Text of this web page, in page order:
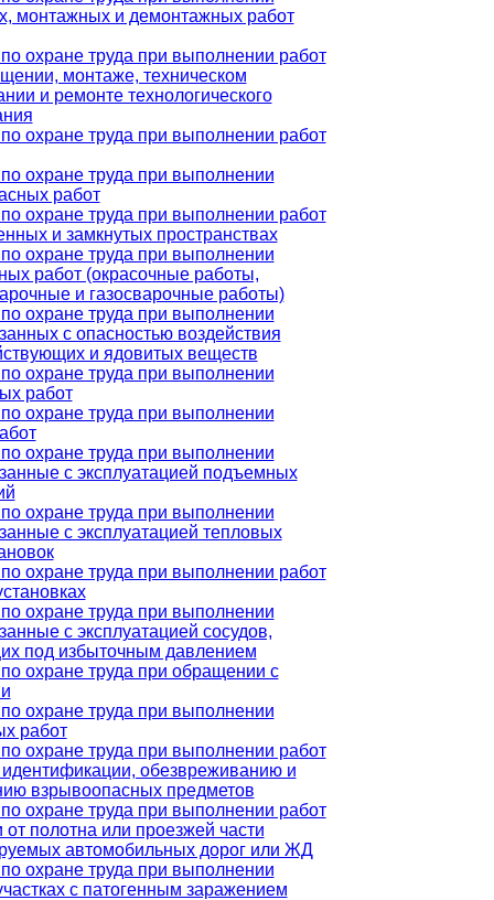
монтажных и демонтажных работ
охране труда при выполнении работ
монтаже, техническом
и ремонте технологического
охране труда при выполнении работ
охране труда при выполнении
работ
охране труда при выполнении работ
и замкнутых пространствах
охране труда при выполнении
работ (окрасочные работы,
и газосварочные работы)
охране труда при выполнении
с опасностью воздействия
и ядовитых веществ
охране труда при выполнении
работ
охране труда при выполнении
охране труда при выполнении
с эксплуатацией подъемных
охране труда при выполнении
с эксплуатацией тепловых
охране труда при выполнении работ
охране труда при выполнении
с эксплуатацией сосудов,
под избыточным давлением
охране труда при обращении с
охране труда при выполнении
работ
охране труда при выполнении работ
идентификации, обезвреживанию и
взрывоопасных предметов
охране труда при выполнении работ
от полотна или проезжей части
автомобильных дорог или ЖД
охране труда при выполнении
с патогенным заражением